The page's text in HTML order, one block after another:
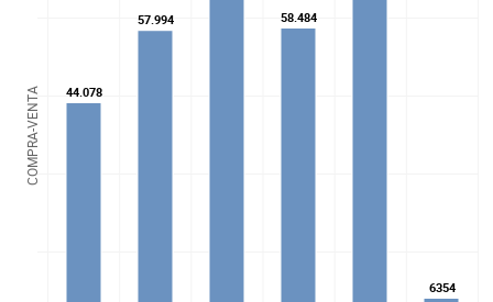
COMPRA-VENTA 44.078
44.078
57.994
57.994 58.484
58.484
6354
6354